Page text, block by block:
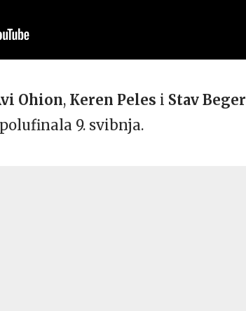
Ohion, Keren Peles i Stav Beger
9. svibnja.